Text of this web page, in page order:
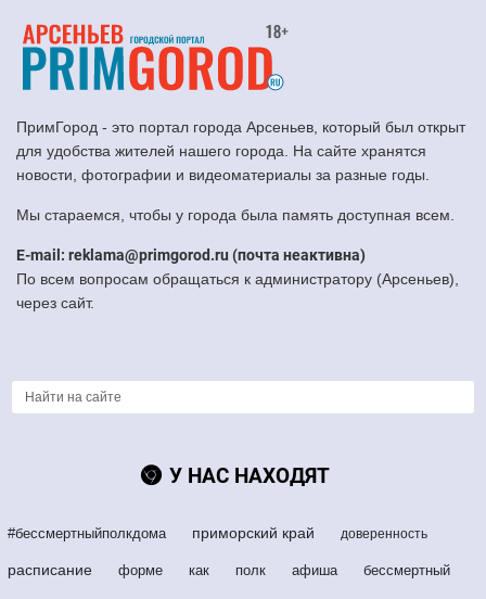
ПримГород - это портал города Арсеньев, который был открыт
для удобства жителей нашего города. На сайте хранятся
новости, фотографии и видеоматериалы за разные годы.
Мы стараемся, чтобы у города была память доступная всем.
E-mail: reklama@primgorod.ru (почта неактивна)
По всем вопросам обращаться к администратору (Арсеньев),
через сайт.
У НАС НАХОДЯТ
#бессмертныйполкдома приморский край доверенность
расписание форме как полк афиша бессмертный